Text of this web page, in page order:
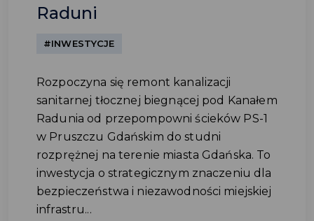
Raduni
#INWESTYCJE
Rozpoczyna się remont kanalizacji
sanitarnej tłocznej biegnącej pod Kanałem
Radunia od przepompowni ścieków PS-1
w Pruszczu Gdańskim do studni
rozprężnej na terenie miasta Gdańska. To
inwestycja o strategicznym znaczeniu dla
bezpieczeństwa i niezawodności miejskiej
infrastru...